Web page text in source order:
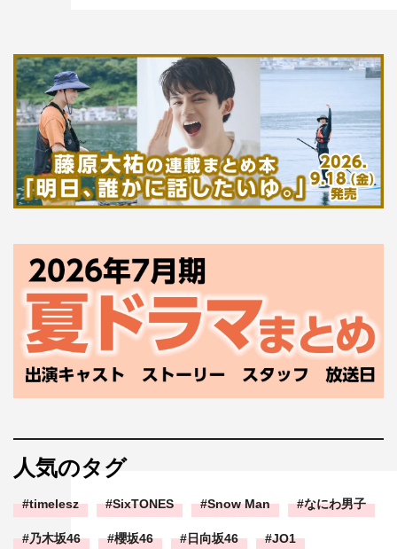
人気のタグ
timelesz SixTONES Snow Man なにわ男子
乃木坂46 櫻坂46 日向坂46 JO1